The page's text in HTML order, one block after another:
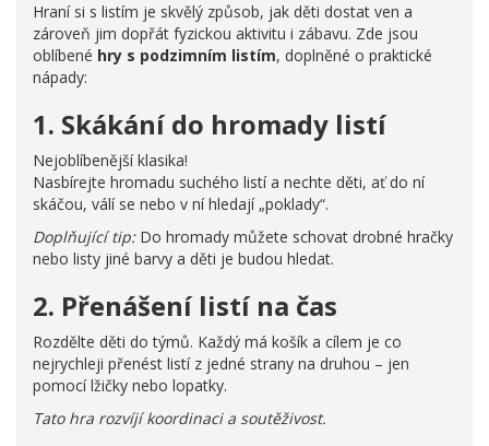
Hraní si s listím je skvělý způsob, jak děti dostat ven a
zároveň jim dopřát fyzickou aktivitu i zábavu. Zde jsou
oblíbené hry s podzimním listím, doplněné o praktické
nápady:
1. Skákání do hromady listí
Nejoblíbenější klasika!
Nasbírejte hromadu suchého listí a nechte děti, ať do ní
skáčou, válí se nebo v ní hledají „poklady“.
Doplňující tip:Do hromady můžete schovat drobné hračky
nebo listy jiné barvy a děti je budou hledat.
2. Přenášení listí na čas
Rozdělte děti do týmů. Každý má košík a cílem je co
nejrychleji přenést listí z jedné strany na druhou – jen
pomocí lžičky nebo lopatky.
Tato hra rozvíjí koordinaci a soutěživost.